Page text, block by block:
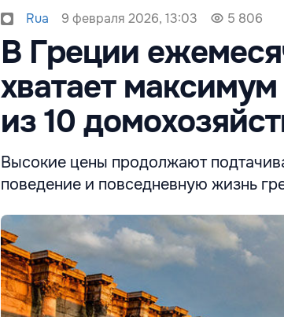
Rua 9 февраля 2026, 13:03 5 806
В Греции
хватает
из 10
Высокие цены продолжают
поведение и повседневную жизнь